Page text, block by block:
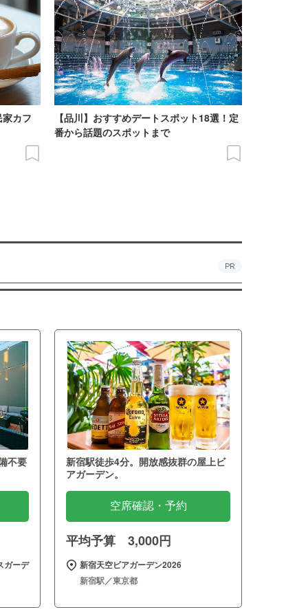
カフ
【品川】おすすめデートスポット18選！定
番から話題のスポットまで
PR
不要
ガーデ
新宿駅徒歩4分。開放感抜群の屋上ビ
アガーデン。
空席確認・予約
平均予算 3,000円
新宿天空ビアガーデン2026
新宿駅／東京都